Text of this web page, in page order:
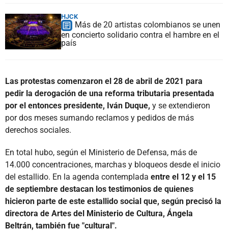
HJCK
Más de 20 artistas colombianos se unen
en concierto solidario contra el hambre en el
país
Las protestas comenzaron el 28 de abril de 2021 para
pedir la derogación de una reforma tributaria presentada
por el entonces presidente, Iván Duque, y se extendieron
por dos meses sumando reclamos y pedidos de más
derechos sociales.
En total hubo, según el Ministerio de Defensa, más de
14.000 concentraciones, marchas y bloqueos desde el inicio
del estallido. En la agenda contemplada entre el 12 y el 15
de septiembre destacan los testimonios de quienes
hicieron parte de este estallido social que, según precisó la
directora de Artes del Ministerio de Cultura, Ángela
Beltrán, también fue "cultural".